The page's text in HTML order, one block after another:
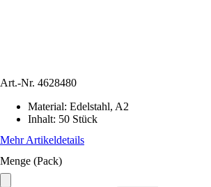
Art.-Nr. 4628480
Material: Edelstahl, A2
Inhalt: 50 Stück
Mehr Artikeldetails
Menge (Pack)